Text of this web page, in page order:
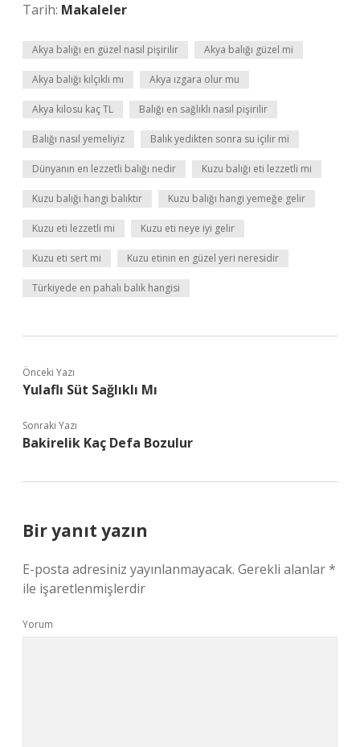
Tarih: Makaleler
Akya balığı en güzel nasıl pişirilir Akya balığı güzel mi
Akya balığı kılçıklı mı Akya ızgara olur mu
Akya kilosu kaç TL Balığı en sağlıklı nasıl pişirilir
Balığı nasıl yemeliyiz Balık yedikten sonra su içilir mi
Dünyanın en lezzetli balığı nedir Kuzu balığı eti lezzetli mi
Kuzu balığı hangi balıktır Kuzu balığı hangi yemeğe gelir
Kuzu eti lezzetli mi Kuzu eti neye iyi gelir
Kuzu eti sert mi Kuzu etinin en güzel yeri neresidir
Türkiyede en pahalı balık hangisi
Önceki Yazı
Yulaflı Süt Sağlıklı Mı
Sonraki Yazı
Bakirelik Kaç Defa Bozulur
Bir yanıt yazın
E-posta adresiniz yayınlanmayacak. Gerekli alanlar*
ile işaretlenmişlerdir
Yorum